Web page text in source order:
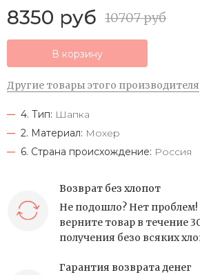
8350 руб 10707 руб
В корзину
Другие товары этого производителя
4. Тип: Шапка
2. Материал: Мохер
6. Страна происхождение: Россия
Возврат без хлопот
Не подошло? Нет
верните товар в течение
получения безо всяких
Гарантия возврата денег